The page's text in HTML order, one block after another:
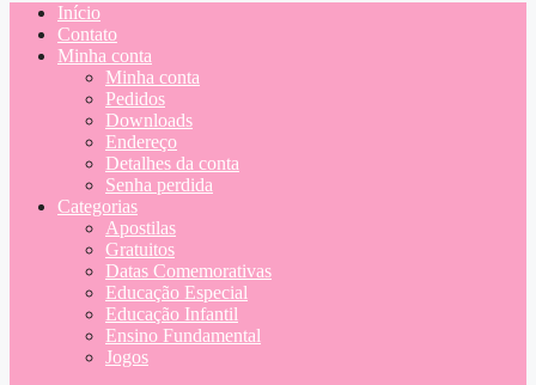
Início
Contato
Minha conta
Minha conta
Pedidos
Downloads
Endereço
Detalhes da conta
Senha perdida
Categorias
Apostilas
Gratuitos
Datas Comemorativas
Educação Especial
Educação Infantil
Ensino Fundamental
Jogos